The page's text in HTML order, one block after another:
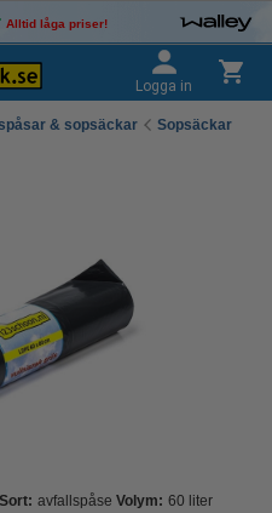
Alltid låga priser!
Logga in
& sopsäckar Sopsäckar
Sort: avfallspåse Volym: 60 liter